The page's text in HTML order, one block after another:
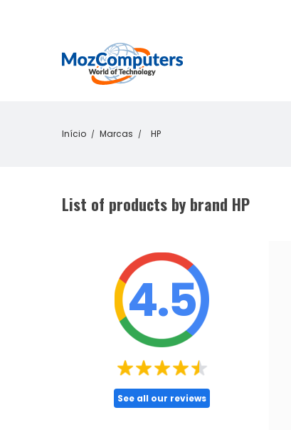
Início Marcas HP
List of products by brand HP
4.5
See all our reviews